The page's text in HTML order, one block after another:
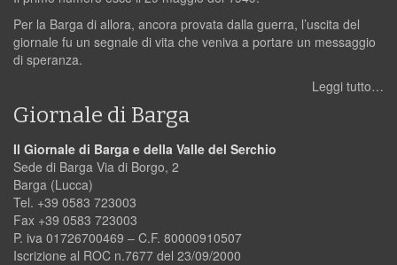
Per la Barga di allora, ancora provata dalla guerra, l’uscita del
giornale fu un segnale di vita che veniva a portare un messaggio
di speranza.
Leggi tutto…
Giornale di Barga
Il Giornale di Barga e della Valle del Serchio
Sede di Barga Via di Borgo, 2
Barga (Lucca)
Tel. +39 0583 723003
Fax +39 0583 723003
P. iva 01726700469 – C.F. 80000910507
Iscrizione al ROC n.7677 del 23/09/2000